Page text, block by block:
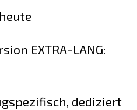
EXTRA-LANG:
dediziert